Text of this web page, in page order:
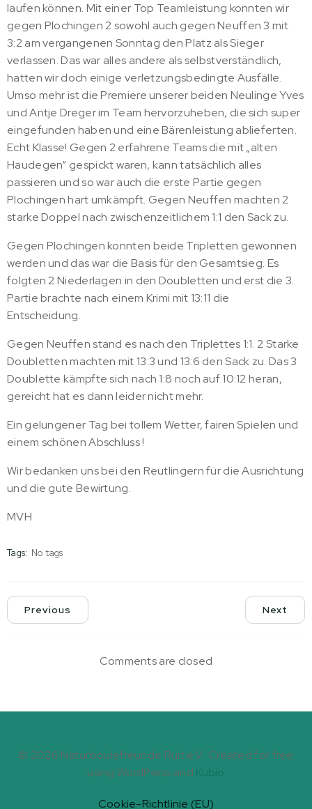
laufen können. Mit einer Top Teamleistung konnten wir
gegen Plochingen 2 sowohl auch gegen Neuffen 3 mit
3:2 am vergangenen Sonntag den Platz als Sieger
verlassen. Das war alles andere als selbstverständlich,
hatten wir doch einige verletzungsbedingte Ausfälle.
Umso mehr ist die Premiere unserer beiden Neulinge Yves
und Antje Dreger im Team hervorzuheben, die sich super
eingefunden haben und eine Bärenleistung ablieferten.
Echt Klasse! Gegen 2 erfahrene Teams die mit „alten
Haudegen“ gespickt waren, kann tatsächlich alles
passieren und so war auch die erste Partie gegen
Plochingen hart umkämpft. Gegen Neuffen machten 2
starke Doppel nach zwischenzeitlichem 1:1 den Sack zu.
Gegen Plochingen konnten beide Tripletten gewonnen
werden und das war die Basis für den Gesamtsieg. Es
folgten 2 Niederlagen in den Doubletten und erst die 3.
Partie brachte nach einem Krimi mit 13:11 die
Entscheidung.
Gegen Neuffen stand es nach den Triplettes 1:1. 2 Starke
Doubletten machten mit 13:3 und 13:6 den Sack zu. Das 3
Doublette kämpfte sich nach 1:8 noch auf 10:12 heran,
gereicht hat es dann leider nicht mehr.
Ein gelungener Tag bei tollem Wetter, fairen Spielen und
einem schönen Abschluss !
Wir bedanken uns bei den Reutlingern für die Ausrichtung
und die gute Bewirtung.
MVH
Tags: No tags
Previous Next
Comments are closed
© 2026 Naturboulefreunde Ruit e.V.. Created for free
using WordPress and
Cookie-Richtlinie (EU)